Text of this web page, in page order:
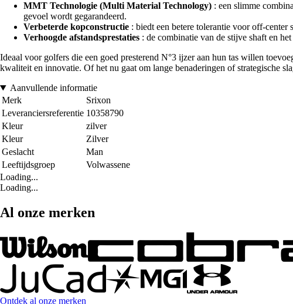
MMT Technologie (Multi Material Technology) : een slimme
gevoel wordt gegarandeerd.
Verbeterde kopconstructie : biedt een betere tolerantie voor off-
Verhoogde afstandsprestaties : de combinatie van de stijve shaft en
Ideaal voor golfers die een goed presterend N°3 ijzer aan hun tas willen
kwaliteit en innovatie. Of het nu gaat om lange benaderingen of strategische
Aanvullende informatie
Merk
Srixon
Leveranciersreferentie 10358790
Kleur
zilver
Kleur
Zilver
Geslacht
Man
Leeftijdsgroep
Volwassene
Loading...
Loading...
Al onze merken
Ontdek al onze merken